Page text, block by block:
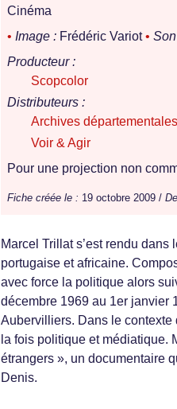
Cinéma
• Image : Frédéric Variot•
Producteur :
Scopcolor
Distributeurs :
Archives
Voir & Agir
Pour une projection non
Fiche créée le : 19 octobre 2009 /
Marcel Trillat s’est rendu dans
portugaise et africaine.
avec force la politique alors
décembre 1969 au 1er janvier
Aubervilliers. Dans le contexte
la fois politique et médiatique.
étrangers », un documentaire
Denis.